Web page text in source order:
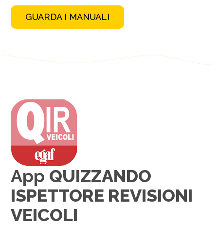
GUARDA I MANUALI
App QUIZZANDO
ISPETTORE REVISIONI
VEICOLI